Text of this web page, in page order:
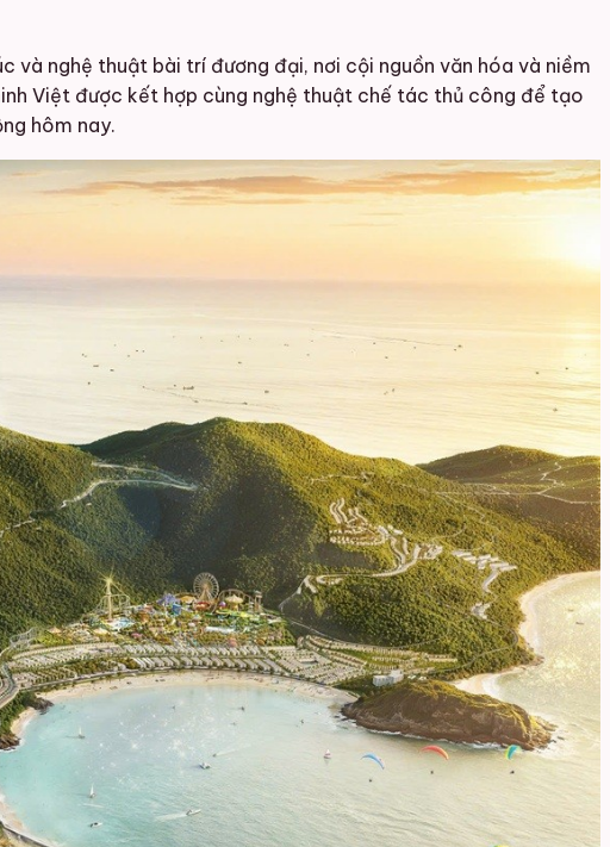
và nghệ thuật bài trí đương đại, nơi cội nguồn văn hóa và niềm
Việt được kết hợp cùng nghệ thuật chế tác thủ công để tạo
hôm nay.